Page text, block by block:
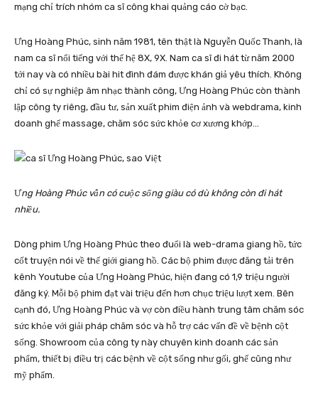
mạng chỉ trích nhóm ca sĩ công khai quảng cáo cờ bạc.
Ưng Hoàng Phúc, sinh năm 1981, tên thật là Nguyễn Quốc Thanh, là
nam ca sĩ nổi tiếng với thế hệ 8X, 9X. Nam ca sĩ đi hát từ năm 2000
tới nay và có nhiều bài hit đình đám được khán giả yêu thích. Không
chỉ có sự nghiệp âm nhạc thành công, Ưng Hoàng Phúc còn thành
lập công ty riêng, đầu tư, sản xuất phim điện ảnh và webdrama, kinh
doanh ghế massage, chăm sóc sức khỏe cơ xương khớp…
Ưng Hoàng Phúc vẫn có cuộc sống giàu có dù không còn đi hát
nhiều.
Dòng phim Ưng Hoàng Phúc theo đuổi là web-drama giang hồ, tức
cốt truyện nói về thế giới giang hồ. Các bộ phim được đăng tải trên
kênh Youtube của Ưng Hoàng Phúc, hiện đang có 1,9 triệu người
đăng ký. Mỗi bộ phim đạt vài triệu đến hơn chục triệu lượt xem. Bên
cạnh đó, Ưng Hoàng Phúc và vợ còn điều hành trung tâm chăm sóc
sức khỏe với giải pháp chăm sóc và hỗ trợ các vấn đề về bệnh cột
sống. Showroom của công ty này chuyên kinh doanh các sản
phẩm, thiết bị điều trị các bệnh về cột sống như gối, ghế cũng như
mỹ phẩm.